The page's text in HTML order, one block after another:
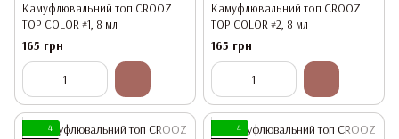
Камуфлювальний топ CROOZ
TOP COLOR #1, 8 мл
165 грн
Камуфлювальний топ CROOZ
TOP COLOR #2, 8 мл
165 грн
4
4